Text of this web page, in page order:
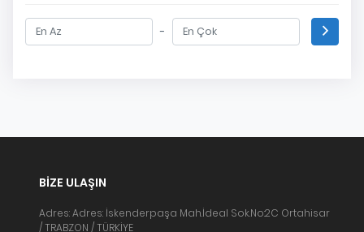
-
BIZE ULAŞIN
Adres: Adres: İskenderpaşa Mah.İdeal Sok.No:2C Ortahisar
/ TRABZON / TÜRKİYE